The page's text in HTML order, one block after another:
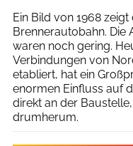
Ein Bild von 1968
Brennerautobahn. Die
waren noch gering.
Verbindungen von
etabliert, hat ein
enormen Einfluss auf
direkt an der
drumherum.